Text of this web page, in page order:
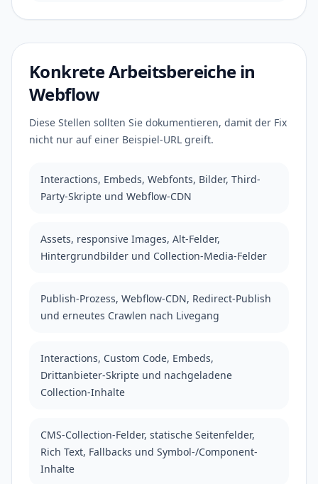
Konkrete Arbeitsbereiche in
Webflow
Diese Stellen sollten Sie dokumentieren, damit der Fix
nicht nur auf einer Beispiel-URL greift.
Interactions, Embeds, Webfonts, Bilder, Third-
Party-Skripte und Webflow-CDN
Assets, responsive Images, Alt-Felder,
Hintergrundbilder und Collection-Media-Felder
Publish-Prozess, Webflow-CDN, Redirect-Publish
und erneutes Crawlen nach Livegang
Interactions, Custom Code, Embeds,
Drittanbieter-Skripte und nachgeladene
Collection-Inhalte
CMS-Collection-Felder, statische Seitenfelder,
Rich Text, Fallbacks und Symbol-/Component-
Inhalte